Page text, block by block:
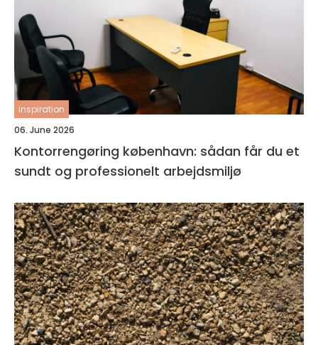
inspiration
06. June 2026
Kontorrengøring københavn: sådan får du et
sundt og professionelt arbejdsmiljø